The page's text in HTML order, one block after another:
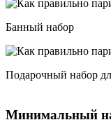
Банный набор
Подарочный набор
Минимальный